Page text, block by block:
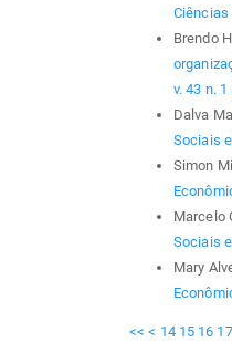
Ciências
Brendo
v. 43 n.
Dalva
Sociais
Simon
Marcelo
Sociais
Mary
<< < 14 15 16 17